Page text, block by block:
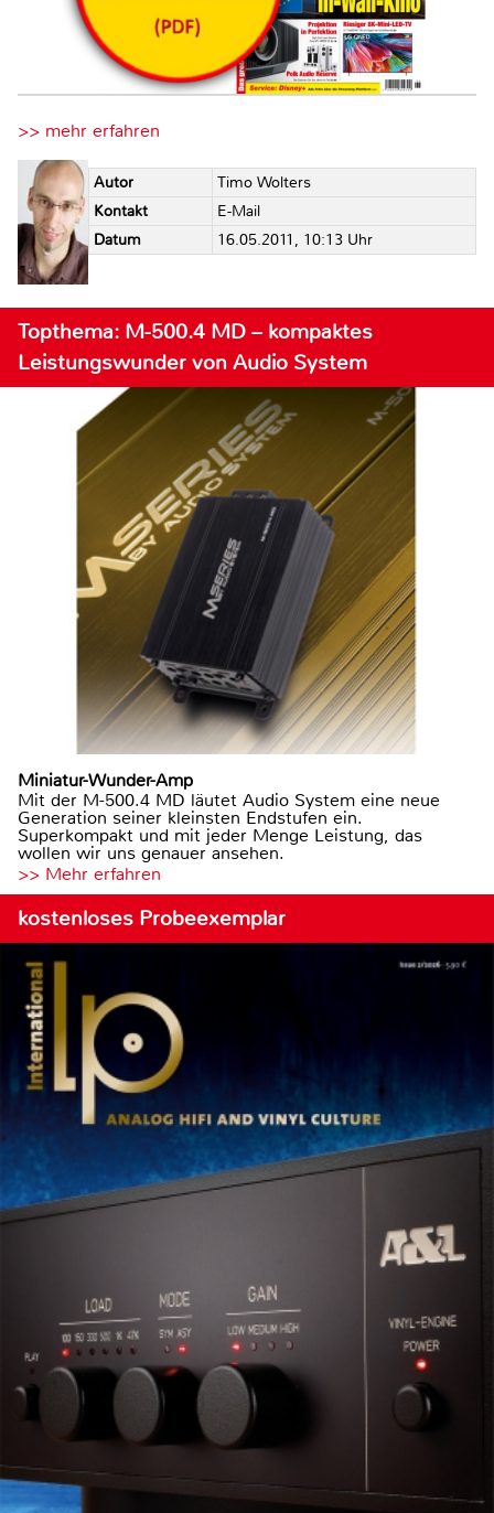
>> mehr erfahren
Autor
Timo Wolters
Kontakt
E-Mail
Datum
16.05.2011, 10:13 Uhr
Topthema: M-500.4 MD – kompaktes
Leistungswunder von Audio System
Miniatur-Wunder-Amp
Mit der M-500.4 MD läutet Audio System eine neue
Generation seiner kleinsten Endstufen ein.
Superkompakt und mit jeder Menge Leistung, das
wollen wir uns genauer ansehen.
>> Mehr erfahren
kostenloses Probeexemplar